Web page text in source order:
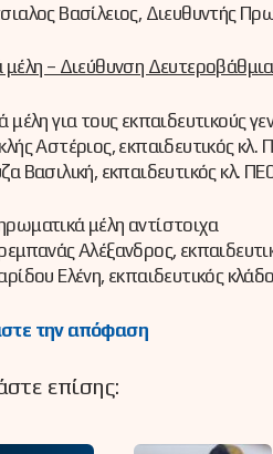
Βασίλειος, Διευθυντής
μέλη – Διεύθυνση
μέλη για τους εκπαιδευτικούς
Αστέριος, εκπαιδευτικός
Βασιλική, εκπαιδευτικός κλ.
μέλη αντίστοιχα
Αλέξανδρος,
Ελένη, εκπαιδευτικός
την απόφαση
επίσης: